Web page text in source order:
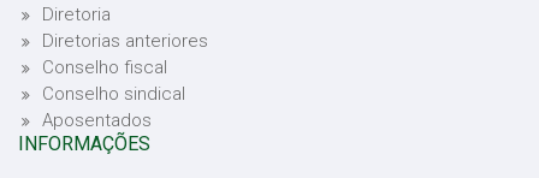
Diretoria
Diretorias anteriores
Conselho fiscal
Conselho sindical
Aposentados
INFORMAÇÕES